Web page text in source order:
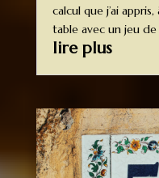
calcul que j’ai
table avec un jeu de
lire plus